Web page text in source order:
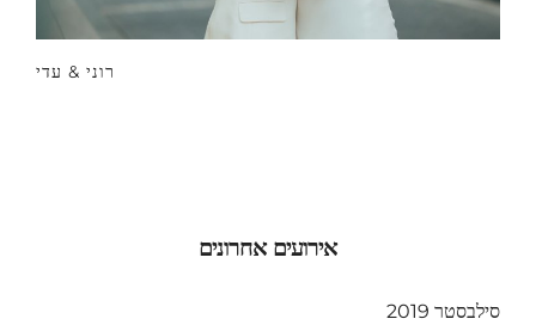
רוני & עדי
אירועים אחרונים
סילבסטר 2019